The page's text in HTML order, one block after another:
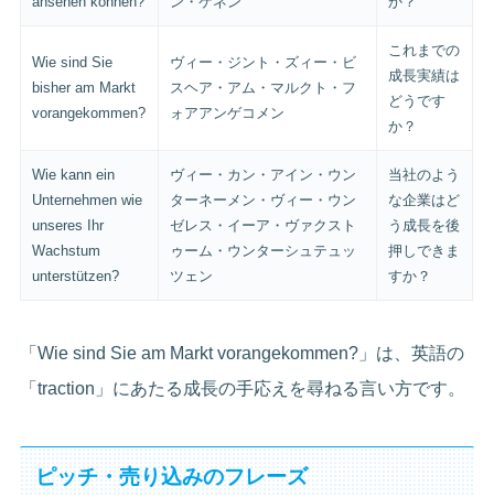
Wie sind Sie
bisher am Markt
vorangekommen?
ヴィー・ジント・ズィー・ビ
スヘア・アム・マルクト・フ
ォアアンゲコメン
これまでの
成長実績は
どうです
か？
Wie kann ein
Unternehmen wie
unseres Ihr
Wachstum
unterstützen?
ヴィー・カン・アイン・ウン
ターネーメン・ヴィー・ウン
ゼレス・イーア・ヴァクスト
ゥーム・ウンターシュテュッ
ツェン
当社のよう
な企業はど
う成長を後
押しできま
すか？
「Wie sind Sie am Markt vorangekommen?」は、英語の
「traction」にあたる成長の手応えを尋ねる言い方です。
ピッチ・売り込みのフレーズ